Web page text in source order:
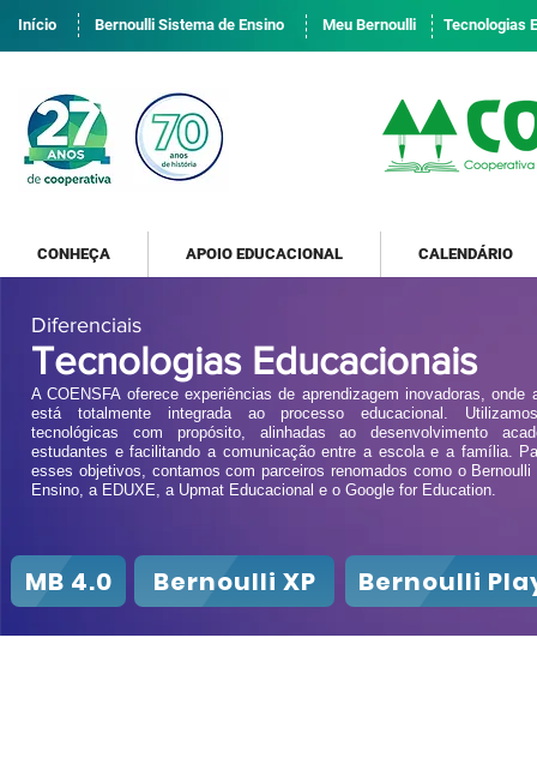
Início Bernoulli Sistema de Ensino Meu Bernoulli Tecnologias
CONHEÇA APOIO EDUCACIONAL CALENDÁRIO
Diferenciais
Tecnologias Educacionais
A COENSFA oferece experiências de aprendizagem inovadoras, onde
está totalmente integrada ao processo educacional.
tecnológicas com propósito, alinhadas ao desenvolvimento
estudantes e facilitando a comunicação entre a escola e a família.
esses objetivos, contamos com parceiros renomados como o
Ensino, a EDUXE, a Upmat Educacional e o Google for Education.
MB 4.0 Bernoulli XP Bernoulli